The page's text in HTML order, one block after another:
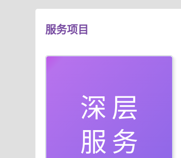
服务项目
深层
服务